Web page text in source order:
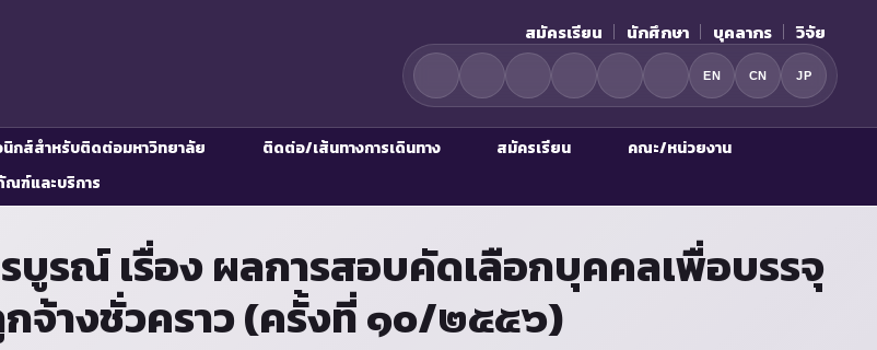
สมัครเรียน นักศึกษา บุคลากร วิจัย
EN CN JP
นิกส์สำหรับติดต่อมหาวิทยาลัย ติดต่อ/เส้นทางการเดินทาง สมัครเรียน
คณะ/หน่วยงาน
ฑ์และบริการ
บูรณ์ เรื่อง ผลการสอบคัดเลือกบุคคลเพื่อบรรจุ
จ้างชั่วคราว (ครั้งที่ ๑๐/๒๕๕๖)